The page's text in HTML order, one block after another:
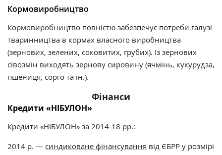
Кормовиробництво
Кормовиробництво повністю забезпечує потреби галузі
тваринництва в кормах власного виробництва
(зернових, зелених, соковитих, грубих). Із зернових
сівозмін виходять зернову сировину (ячмінь, кукурудза,
пшениця, сорго та ін.).
Фінанси
Кредити «НІБУЛОН»
Кредити «НІБУЛОН» за 2014-18 рр.:
2014 р. — синдиковане фінансування від ЄБРР у ​​розмірі